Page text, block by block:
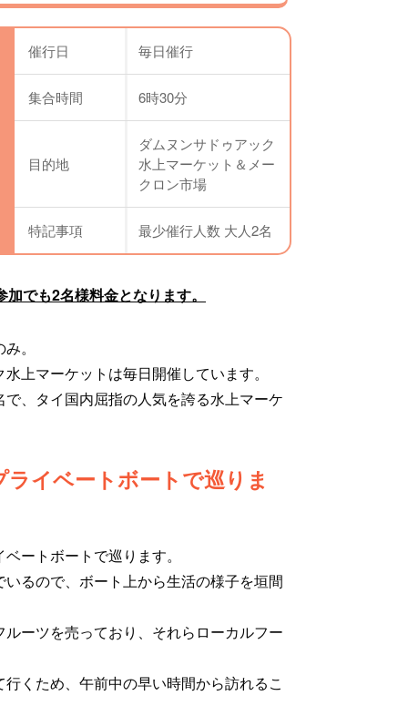
催行日 毎日催行
集合時間 6時30分
目的地
ダムヌンサドゥアック
水上マーケット＆メー
クロン市場
特記事項 最少催行人数 大人2名
でも2名様料金となります。
。
上マーケットは毎日開催しています。
、タイ国内屈指の人気を誇る水上マーケ
イベートボートで巡りま
ートボートで巡ります。
るので、ボート上から生活の様子を垣間
ーツを売っており、それらローカルフー
くため、午前中の早い時間から訪れるこ